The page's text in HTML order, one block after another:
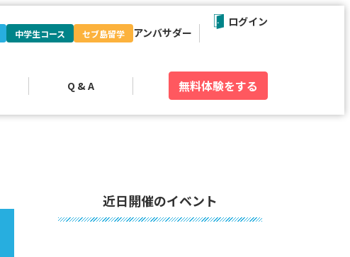
Q & A
中学生コース セブ島留学 アンバサダー
無料体験をする
ログイン
近日開催のイベント